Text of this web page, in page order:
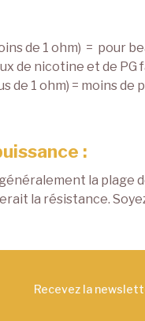
de 1 ohm) = pour
de nicotine et de PG
de 1 ohm) = moins
:
la plage
la résistance.
Recevez la